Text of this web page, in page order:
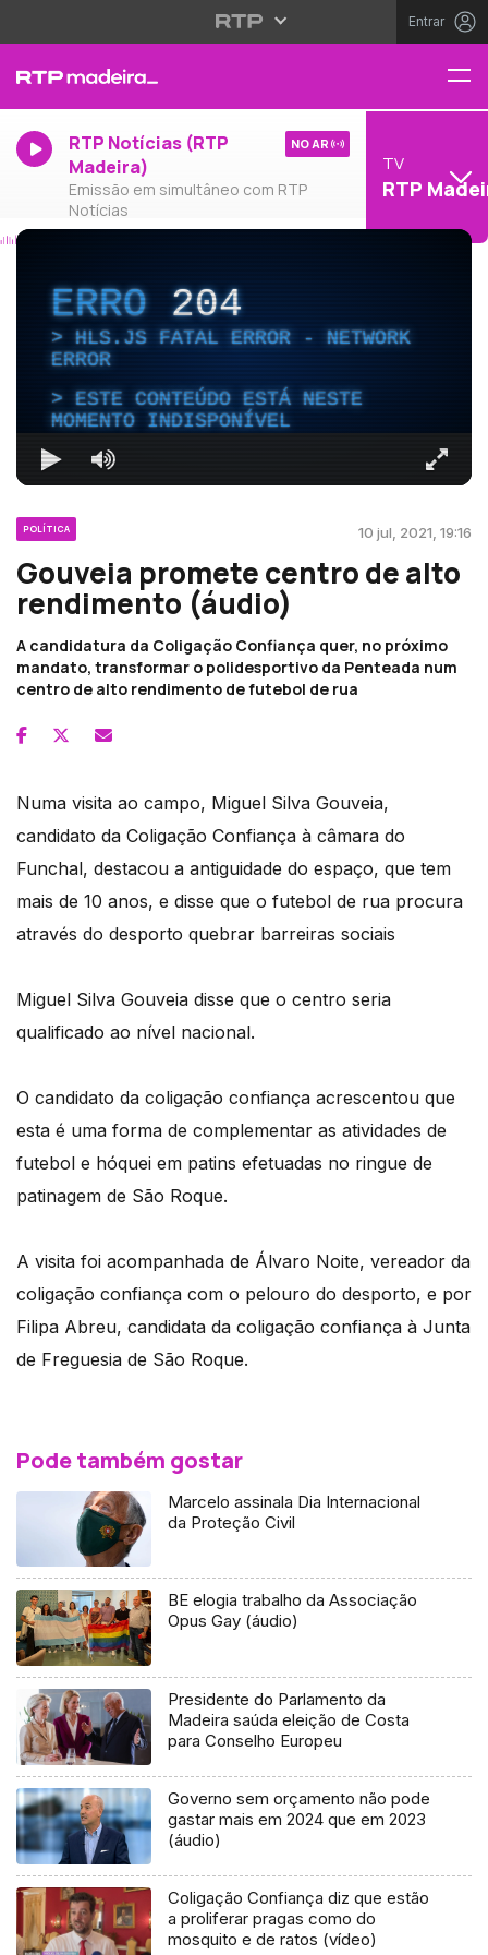
Entrar
RTP Notícias (RTP
Madeira)
Emissão em simultâneo com RTP
Notícias
NO AR
TV
RTP
ERRO204
HLS.JS FATAL ERROR - NETWORK
ERROR
ESTE CONTEÚDO ESTÁ NESTE
MOMENTO INDISPONÍVEL
POLÍTICA 10 jul, 2021, 19:16
Gouveia promete centro de alto
rendimento (áudio)
A candidatura da Coligação Confiança quer, no próximo
mandato, transformar o polidesportivo da Penteada num
centro de alto rendimento de futebol de rua
Numa visita ao campo, Miguel Silva Gouveia,
candidato da Coligação Confiança à câmara do
Funchal, destacou a antiguidade do espaço, que tem
mais de 10 anos, e disse que o futebol de rua procura
através do desporto quebrar barreiras sociais
Miguel Silva Gouveia disse que o centro seria
qualificado ao nível nacional.
O candidato da coligação confiança acrescentou que
esta é uma forma de complementar as atividades de
futebol e hóquei em patins efetuadas no ringue de
patinagem de São Roque.
A visita foi acompanhada de Álvaro Noite, vereador da
coligação confiança com o pelouro do desporto, e por
Filipa Abreu, candidata da coligação confiança à Junta
de Freguesia de São Roque.
Pode também gostar
Marcelo assinala Dia Internacional
da Proteção Civil
BE elogia trabalho da Associação
Opus Gay (áudio)
Presidente do Parlamento da
Madeira saúda eleição de Costa
para Conselho Europeu
Governo sem orçamento não pode
gastar mais em 2024 que em 2023
(áudio)
Coligação Confiança diz que estão
a proliferar pragas como do
mosquito e de ratos (vídeo)